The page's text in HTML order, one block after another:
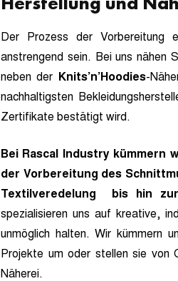
Der Prozess der Vorbereitung
anstrengend sein. Bei uns nähen
neben der
Knits’n’Hoodies-
nachhaltigsten
Zertifikate bestätigt wird.
Bei Rascal Industry kümmern
der Vorbereitung des
Textilveredelung bis hin
spezialisieren uns auf kreative,
unmöglich halten. Wir kümmern
Projekte um oder stellen sie von
Näherei.